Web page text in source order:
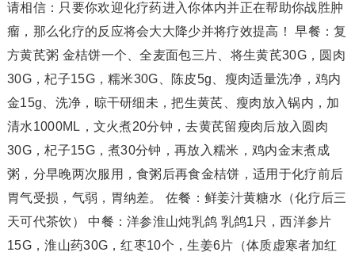
请相信：只要你欢迎化疗药进入你体内并正在帮助你战胜肿
瘤，那么化疗的反应将会大大降少并将疗效提高！ 早餐：复
方黄芪粥 金桔饼一个、全麦面包三片、将生黄芪30G，圆肉
30G，杞子15G，糯米30G、陈皮5g、瘦肉适量洗净，鸡内
金15g、洗净，晾干研细未，把生黄芪、瘦肉放入锅内，加
清水1000ML，文火煮20分钟，去黄芪留瘦肉后放入圆肉
30G，杞子15G，煮30分钟，再放入糯米，鸡内金末煮成
粥，分早晚两次服用，食粥后再食金桔饼，适用于化疗前后
胃气受损，气弱，胃纳差。 佐餐：鲜姜汁黄糖水（化疗后三
天可代茶饮） 中餐：洋参淮山炖乳鸽 乳鸽1只，西洋参片
15G，淮山药30G，红枣10个，生姜6片（体质虚寒者加红